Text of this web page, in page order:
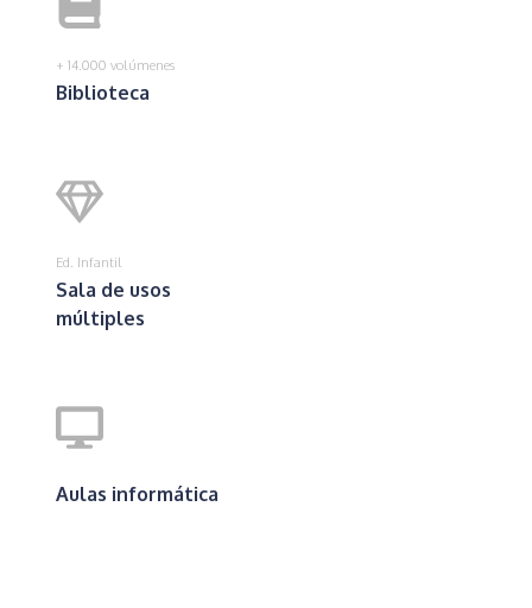
+ 14.000 volúmenes
Biblioteca
Ed. Infantil
Sala de usos
múltiples
Aulas informática